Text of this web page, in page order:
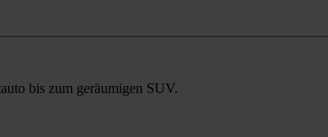
bis zum geräumigen SUV.